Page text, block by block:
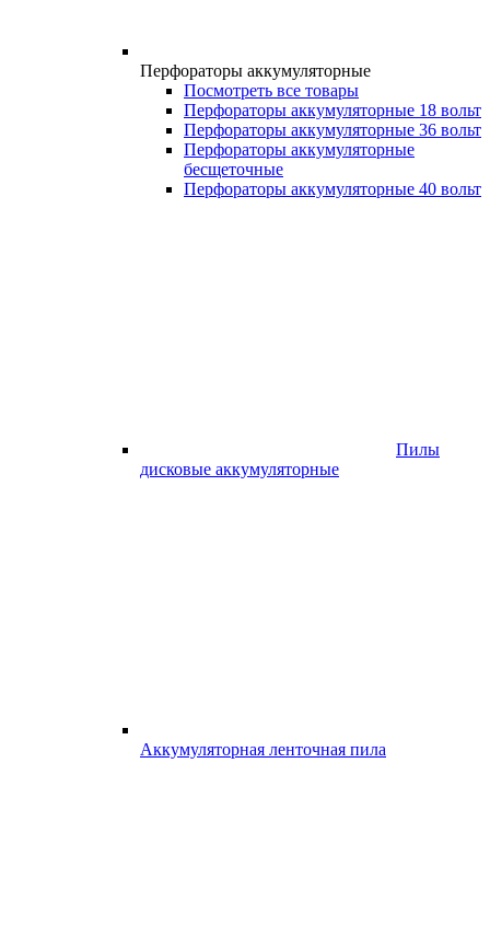
Перфораторы аккумуляторные
Посмотреть все товары
Перфораторы аккумуляторные 18 вольт
Перфораторы аккумуляторные 36 вольт
Перфораторы аккумуляторные
бесщеточные
Перфораторы аккумуляторные 40 вольт
Пилы
дисковые аккумуляторные
Аккумуляторная ленточная пила